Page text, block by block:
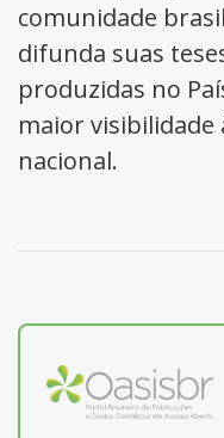
comunidade
difunda suas
produzidas no
maior
nacional.